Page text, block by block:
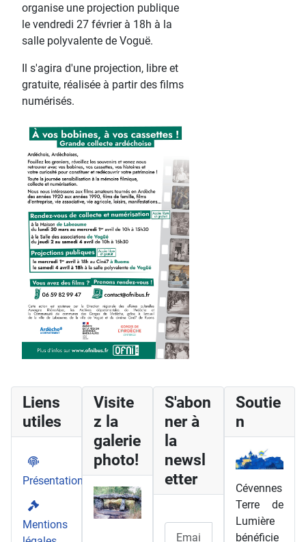
organise une projection publique
le vendredi 27 février à 18h à la
salle polyvalente de Voguë.
Il s'agira d'une projection, libre et
gratuite, réalisée à partir des films
numérisés.
Liens
utiles
Présentation
Mentions
Visite
z la
galerie
photo!
S'abon
ner à
la
newsl
etter
Soutie
n
Cévennes
Terre de
Lumière
bénéficie